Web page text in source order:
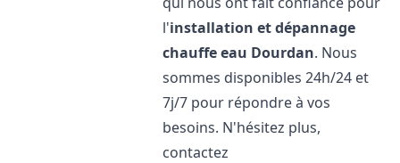
l'installation et dépannage
chauffe eau Dourdan. Nous
sommes disponibles 24h/24 et
7j/7 pour répondre à vos
besoins. N'hésitez plus,
contactez